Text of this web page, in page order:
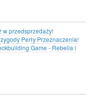
w przedsprzedaży!
Perły Przeznaczenia!
Game - Rebelia i